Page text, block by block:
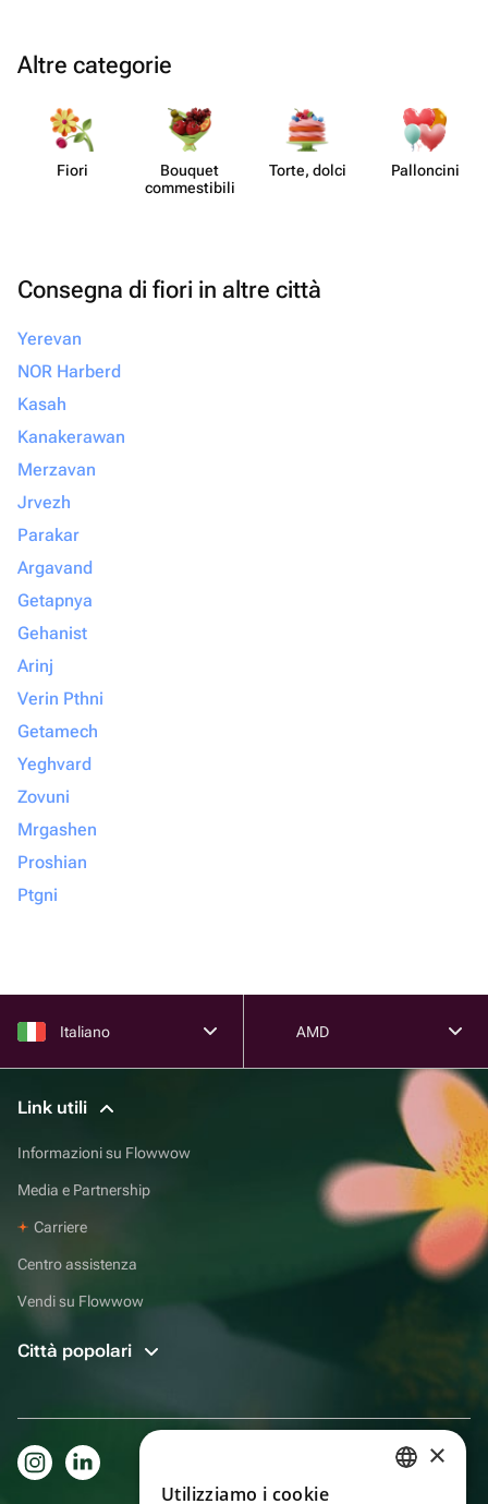
Altre categorie
Fiori
Bouquet
commes​tibili
Torte, dolci Pall​oncini
Consegna di fiori in altre città
Yerevan
NOR Harberd
Kasah
Kanakerawan
Merzavan
Jrvezh
Parakar
Argavand
Getapnya
Gehanist
Arinj
Verin Pthni
Getamech
Yeghvard
Zovuni
Mrgashen
Proshian
Ptgni
Italiano AMD
Link utili
Informazioni su Flowwow
Media e Partnership
Carriere
Centro assistenza
Vendi su Flowwow
Città popolari
×
Utilizziamo i cookie